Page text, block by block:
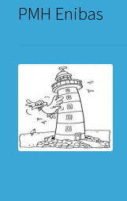
PMH Enibas